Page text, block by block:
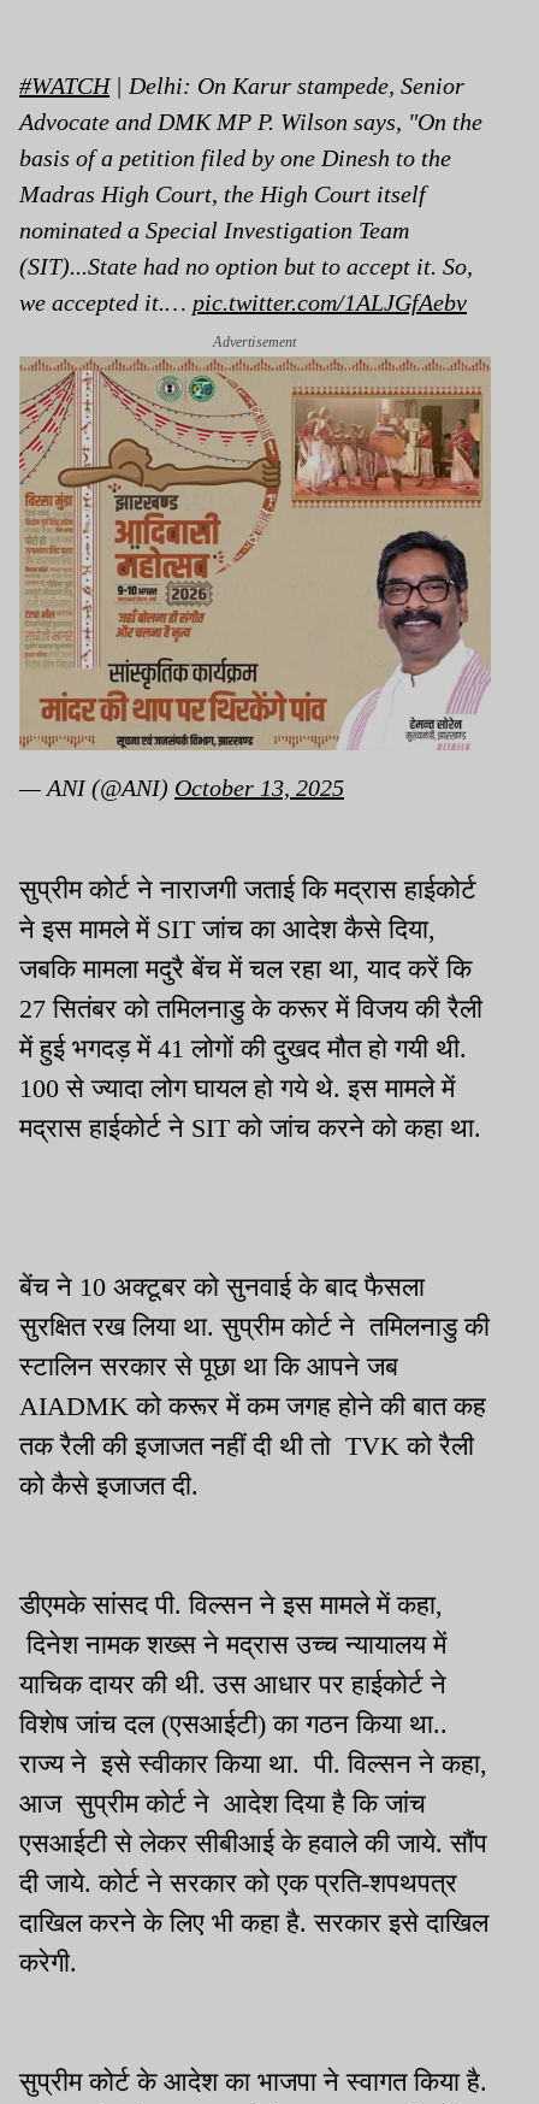
#WATCH| Delhi: On Karur stampede, Senior
Advocate and DMK MP P. Wilson says, "On the
basis of a petition filed by one Dinesh to the
Madras High Court, the High Court itself
nominated a Special Investigation Team
(SIT)...State had no option but to accept it. So,
we accepted it.… pic.twitter.com/1ALJGfAebv
Advertisement
— ANI (@ANI) October 13, 2025
सुप्रीम कोर्ट ने नाराजगी जताई कि मद्रास हाईकोर्ट
ने इस मामले में SIT जांच का आदेश कैसे दिया,
जबकि मामला मदुरै बेंच में चल रहा था, याद करें कि
27 सितंबर को तमिलनाडु के करूर में विजय की रैली
में हुई भगदड़ में 41 लोगों की दुखद मौत हो गयी थी.
100 से ज्यादा लोग घायल हो गये थे. इस मामले में
मद्रास हाईकोर्ट ने SIT को जांच करने को कहा था.
बेंच ने 10 अक्टूबर को सुनवाई के बाद फैसला
सुरक्षित रख लिया था. सुप्रीम कोर्ट ने तमिलनाडु की
स्टालिन सरकार से पूछा था कि आपने जब
AIADMK को करूर में कम जगह होने की बात कह
तक रैली की इजाजत नहीं दी थी तो TVK को रैली
को कैसे इजाजत दी.
डीएमके सांसद पी. विल्सन ने इस मामले में कहा,
दिनेश नामक शख्स ने मद्रास उच्च न्यायालय में
याचिक दायर की थी. उस आधार पर हाईकोर्ट ने
विशेष जांच दल (एसआईटी) का गठन किया था..
राज्य ने इसे स्वीकार किया था. पी. विल्सन ने कहा,
आज सुप्रीम कोर्ट ने आदेश दिया है कि जांच
एसआईटी से लेकर सीबीआई के हवाले की जाये. सौंप
दी जाये. कोर्ट ने सरकार को एक प्रति-शपथपत्र
दाखिल करने के लिए भी कहा है. सरकार इसे दाखिल
करेगी.
सुप्रीम कोर्ट के आदेश का भाजपा ने स्वागत किया है.